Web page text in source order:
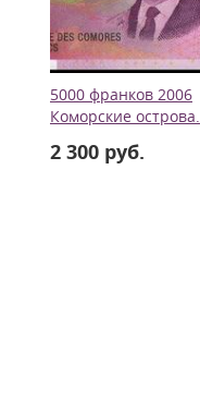
5000 франков 2006
Коморские острова.
2 300 руб.